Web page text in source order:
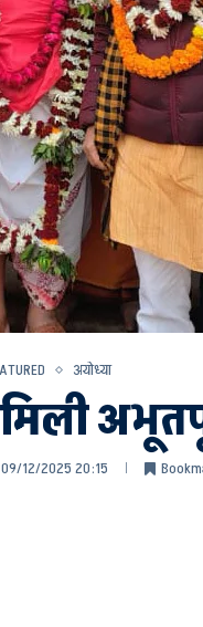
अयोध्या
09/12/2025 20:15